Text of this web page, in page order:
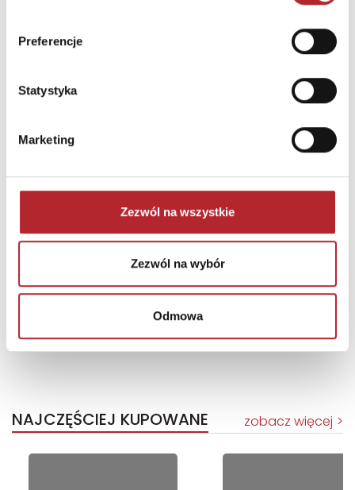
Preferencje
Statystyka
Marketing
Zezwól na wszystkie
Zezwól na wybór
Odmowa
INNI KLIENCI KUPOWALI
NAJCZĘŚCIEJ KUPOWANE zobacz więcej